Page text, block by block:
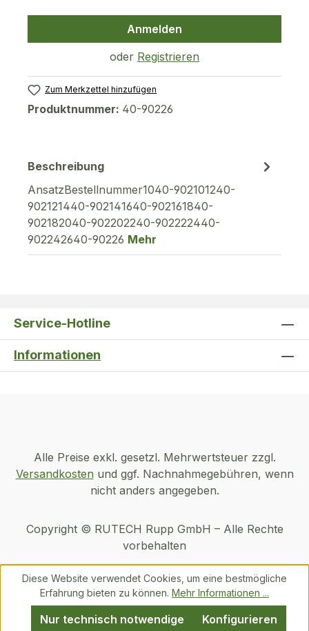
Anmelden
oder Registrieren
Zum Merkzettel hinzufügen
Produktnummer: 40-90226
Beschreibung
AnsatzBestellnummer1040-902101240-
902121440-902141640-902161840-
902182040-902202240-902222440-
902242640-90226 Mehr
Service-Hotline
Informationen
Alle Preise exkl. gesetzl. Mehrwertsteuer zzgl.
Versandkosten und ggf. Nachnahmegebühren, wenn
nicht anders angegeben.
Copyright © RUTECH Rupp GmbH – Alle Rechte
vorbehalten
Diese Website verwendet Cookies, um eine bestmögliche
Erfahrung bieten zu können. Mehr Informationen ...
Nur technisch notwendige Konfigurieren